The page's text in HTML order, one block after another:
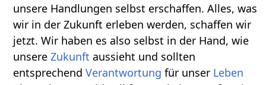
unsere Handlungen selbst erschaffen. Alles, was
wir in der Zukunft erleben werden, schaffen wir
jetzt. Wir haben es also selbst in der Hand, wie
unsereZukunft aussieht und sollten
entsprechendVerantwortung für unser Leben